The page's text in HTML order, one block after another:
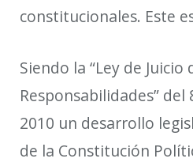
constitucionales. Este
Siendo la “Ley de Juicio
Responsabilidades”
2010 un desarrollo
de la Constitución